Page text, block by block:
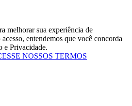
melhorar sua experiência de
entendemos que você concorda
e Privacidade.
NOSSOS TERMOS